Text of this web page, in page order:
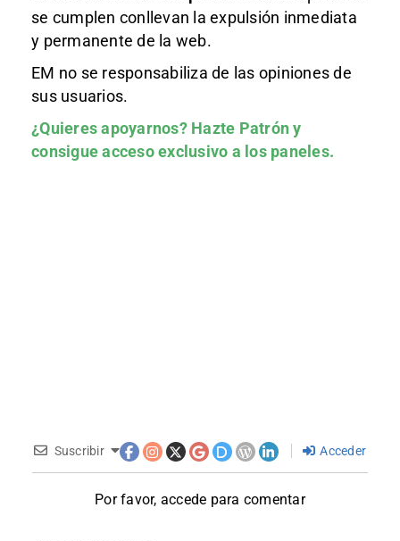
se cumplen conllevan la expulsión inmediata
y permanente de la web.
EM no se responsabiliza de las opiniones de
sus usuarios.
¿Quieres apoyarnos? Hazte Patróny
consigue acceso exclusivo a los paneles.
Suscribir Acceder
Por favor, accede para comentar